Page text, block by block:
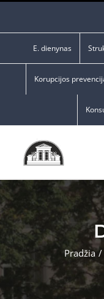
E. dienynas
Korupcijos
Pradžia /